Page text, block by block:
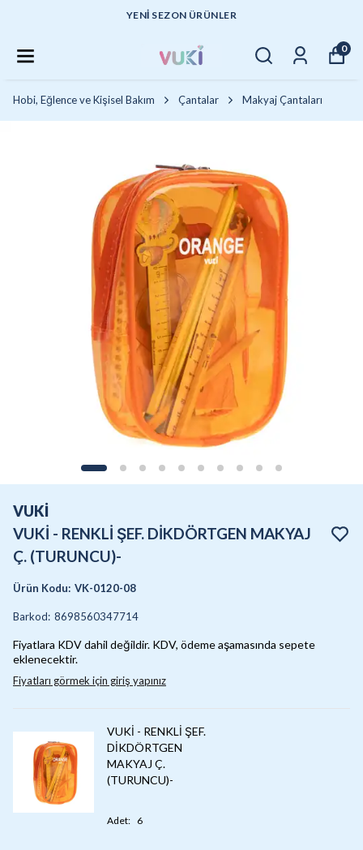
YENI SEZON ÜRÜNLER
0
Hobi, Eğlence ve Kişisel Bakım Çantalar Makyaj Çantaları
VUKİ
VUKİ - RENKLİ ŞEF. DİKDÖRTGEN MAKYAJ
Ç. (TURUNCU)-
Ürün Kodu: VK-0120-08
Barkod: 8698560347714
Fiyatlara KDV dahil değildir. KDV, ödeme aşamasında sepete
eklenecektir.
Fiyatları görmek için giriş yapınız
VUKİ - RENKLİ ŞEF.
DİKDÖRTGEN
MAKYAJ Ç.
(TURUNCU)-
Adet: 6